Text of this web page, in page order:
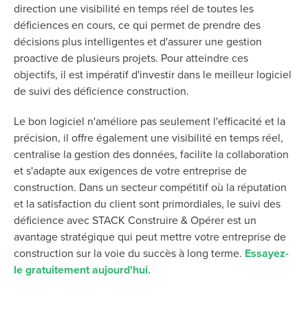
direction une visibilité en temps réel de toutes les
déficiences en cours, ce qui permet de prendre des
décisions plus intelligentes et d'assurer une gestion
proactive de plusieurs projets. Pour atteindre ces
objectifs, il est impératif d'investir dans le meilleur logiciel
de suivi des déficience construction.
Le bon logiciel n'améliore pas seulement l'efficacité et la
précision, il offre également une visibilité en temps réel,
centralise la gestion des données, facilite la collaboration
et s'adapte aux exigences de votre entreprise de
construction. Dans un secteur compétitif où la réputation
et la satisfaction du client sont primordiales, le suivi des
déficience avec STACK Construire & Opérer est un
avantage stratégique qui peut mettre votre entreprise de
construction sur la voie du succès à long terme. Essayez-
le gratuitement aujourd'hui.